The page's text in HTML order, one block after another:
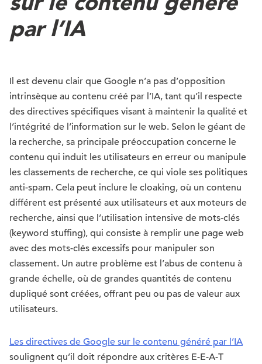
par l’IA
Il est devenu clair que Google n’a pas d’opposition
intrinsèque au contenu créé par l’IA, tant qu’il respecte
des directives spécifiques visant à maintenir la qualité et
l’intégrité de l’information sur le web. Selon le géant de
la recherche, sa principale préoccupation concerne le
contenu qui induit les utilisateurs en erreur ou manipule
les classements de recherche, ce qui viole ses politiques
anti-spam. Cela peut inclure le cloaking, où un contenu
différent est présenté aux utilisateurs et aux moteurs de
recherche, ainsi que l’utilisation intensive de mots-clés
(keyword stuffing), qui consiste à remplir une page web
avec des mots-clés excessifs pour manipuler son
classement. Un autre problème est l’abus de contenu à
grande échelle, où de grandes quantités de contenu
dupliqué sont créées, offrant peu ou pas de valeur aux
utilisateurs.
Les directives de Google sur le contenu généré par l’IA
soulignent qu’il doit répondre aux critères E-E-A-T